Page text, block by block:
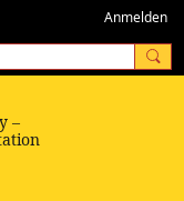
Anmelden